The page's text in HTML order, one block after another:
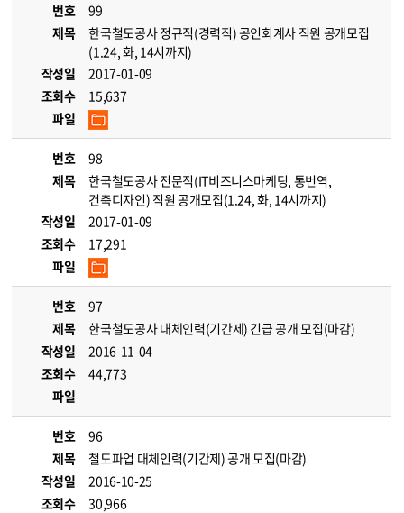
번호
99
제목
한국철도공사 정규직(경력직) 공인회계사 직원 공개모집
(1.24, 화, 14시까지)
작성일
2017-01-09
조회수
15,637
파일
번호
98
제목
한국철도공사 전문직(IT비즈니스마케팅, 통번역,
건축디자인) 직원 공개모집(1.24, 화, 14시까지)
작성일
2017-01-09
조회수
17,291
파일
번호
97
제목
한국철도공사 대체인력(기간제) 긴급 공개 모집(마감)
작성일
2016-11-04
조회수
44,773
파일
번호
96
제목
철도파업 대체인력(기간제) 공개 모집(마감)
작성일
2016-10-25
조회수
30,966